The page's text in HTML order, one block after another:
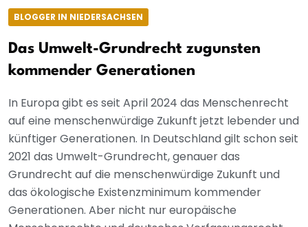
BLOGGER IN NIEDERSACHSEN
Das Umwelt-Grundrecht zugunsten
kommender Generationen
In Europa gibt es seit April 2024 das Menschenrecht
auf eine menschenwürdige Zukunft jetzt lebender und
künftiger Generationen. In Deutschland gilt schon seit
2021 das Umwelt-Grundrecht, genauer das
Grundrecht auf die menschenwürdige Zukunft und
das ökologische Existenzminimum kommender
Generationen. Aber nicht nur europäische